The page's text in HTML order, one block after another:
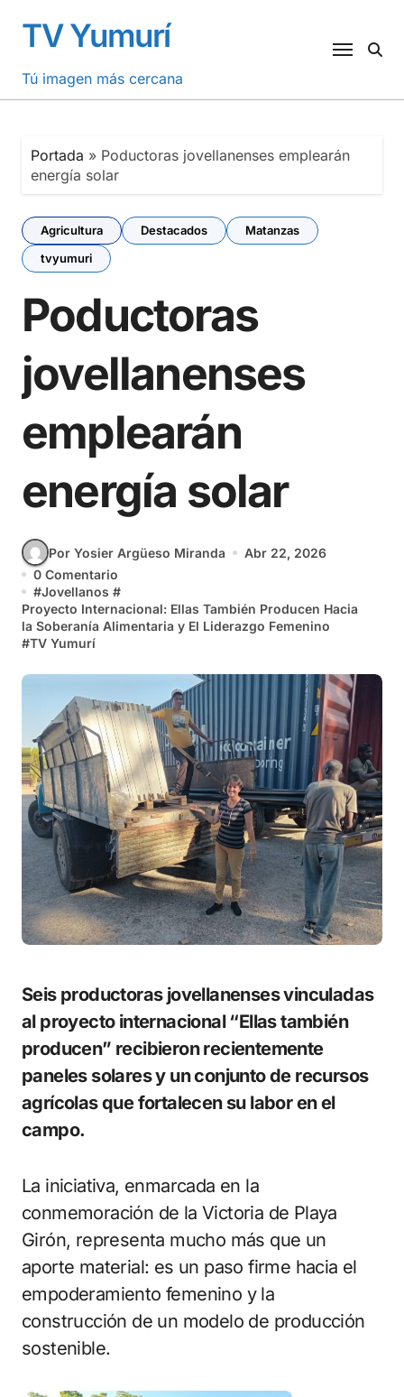
contenido
TV Yumurí
Tú imagen más cercana
Portada » Poductoras jovellanenses emplearán
energía solar
Agricultura Destacados
Matanzas
tvyumuri
Poductoras
jovellanenses
emplearán
energía solar
Por Yosier Argüeso Miranda
Abr 22, 2026
0 Comentario
#Jovellanos #
Proyecto Internacional: Ellas También Producen Hacia
la Soberanía Alimentaria y El Liderazgo Femenino
#TV Yumurí
Seis productoras jovellanenses vinculadas
al proyecto internacional “Ellas también
producen” recibieron recientemente
paneles solares y un conjunto de recursos
agrícolas que fortalecen su labor en el
campo.
La iniciativa, enmarcada en la
conmemoración de la Victoria de Playa
Girón, representa mucho más que un
aporte material: es un paso firme hacia el
empoderamiento femenino y la
construcción de un modelo de producción
sostenible.